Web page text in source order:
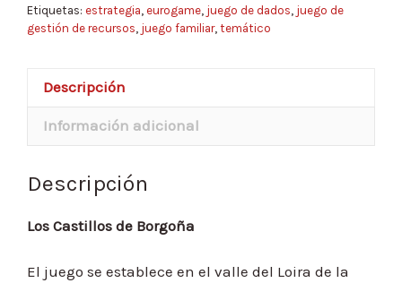
Etiquetas: estrategia eurogame juego de dados juego de
gestión de recursos juego familiar, temático
Descripción
Información adicional
Descripción
Los Castillos de Borgoña
El juego se establece en el valle del Loira de la